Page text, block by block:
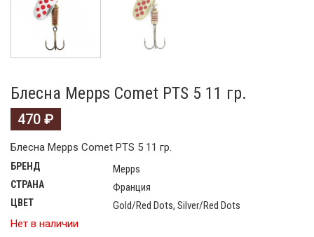
Блесна Mepps Comet PTS 5 11 гр.
470 ₽
Блесна Mepps Comet PTS 5 11 гр.
БРЕНД Mepps
СТРАНА Франция
ЦВЕТ
Gold/Red Dots, Silver/Red Dots
Нет в наличии